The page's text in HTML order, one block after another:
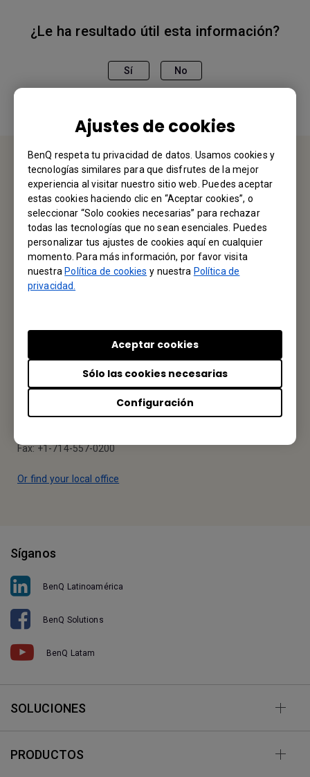
Ajustes de cookies
BenQ respeta tu privacidad de datos. Usamos cookies y
tecnologías similares para que disfrutes de la mejor
experiencia al visitar nuestro sitio web. Puedes aceptar
estas cookies haciendo clic en “Aceptar cookies”, o
seleccionar “Solo cookies necesarias” para rechazar
todas las tecnologías que no sean esenciales. Puedes
personalizar tus ajustes de cookies aquí en cualquier
momento. Para más información, por favor visita
nuestra Política de cookies y nuestra Política de
privacidad.
Configuración
Sólo las cookies necesarias
Aceptar cookies
¿Le ha resultado útil esta información?
Sí No
CONTÁCTENOS
Nos encantaría saber de usted.
Envíenos un Email
3200 Park Center Drive, Suite 150 Costa Mesa, CA 92626,
USA
Tel: +1-714-559-4900
Fax: +1-714-557-0200
Or find your local office
Síganos
BenQ Latinoamérica
BenQ Solutions
BenQ Latam
SOLUCIONES
PRODUCTOS